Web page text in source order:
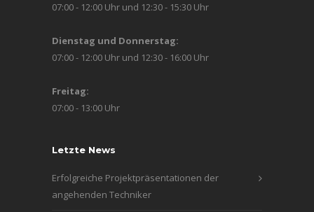
07:00 - 12:00 Uhr und 12:30 - 15:30 Uhr
Dienstag und Donnerstag:
07:00 - 12:00 Uhr und 12:30 - 16:00 Uhr
Freitag:
07:00 - 13:00 Uhr
Letzte News
Erfolgreiche Projektpräsentationen der
angehenden Techniker